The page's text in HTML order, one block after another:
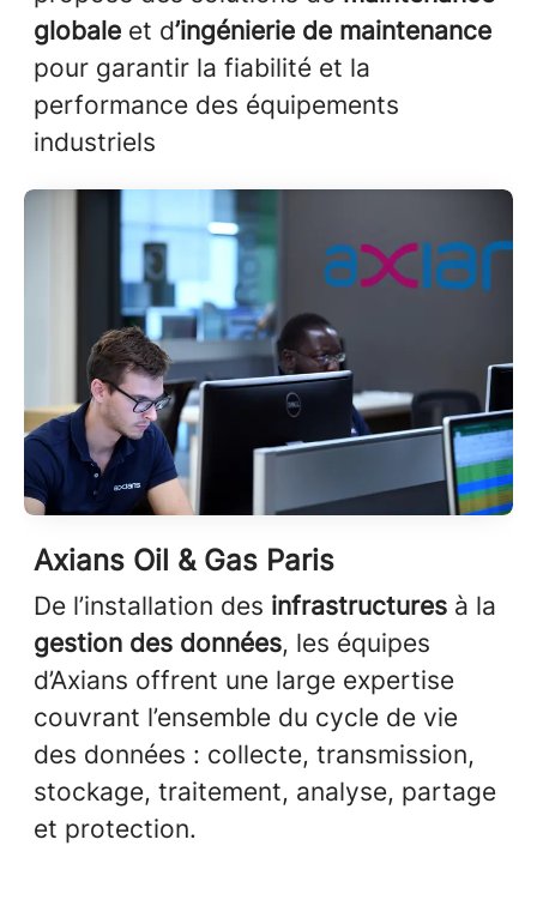
globale et d’ingénierie de maintenance
pour garantir la fiabilité et la
performance des équipements
industriels
Axians Oil & Gas Paris
De l’installation des infrastructures à la
gestion des données, les équipes
d’Axians offrent une large expertise
couvrant l’ensemble du cycle de vie
des données : collecte, transmission,
stockage, traitement, analyse, partage
et protection.